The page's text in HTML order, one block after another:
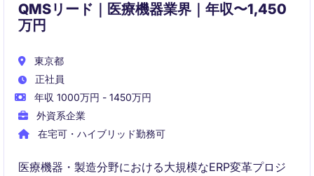
QMSリード｜医療機器業界｜年収〜1,450
万円
東京都
正社員
年収 1000万円 - 1450万円
外資系企業
在宅可・ハイブリッド勤務可
医療機器・製造分野における大規模なERP変革プロジ